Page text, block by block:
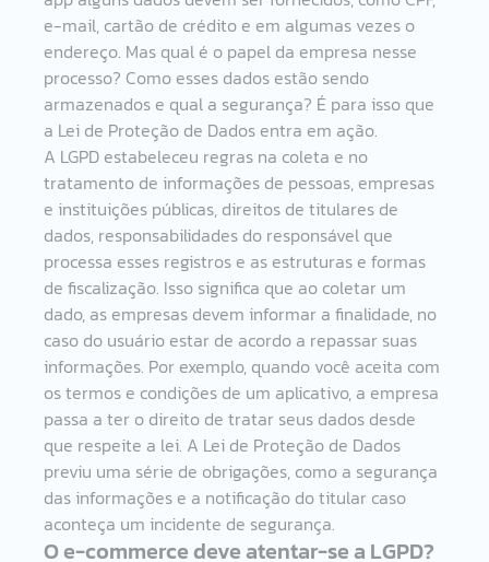
e-mail, cartão de crédito e em algumas vezes o
endereço. Mas qual é o papel da empresa nesse
processo? Como esses dados estão sendo
armazenados e qual a segurança? É para isso que
a Lei de Proteção de Dados entra em ação.
A LGPD estabeleceu regras na coleta e no
tratamento de informações de pessoas, empresas
e instituições públicas, direitos de titulares de
dados, responsabilidades do responsável que
processa esses registros e as estruturas e formas
de fiscalização. Isso significa que ao coletar um
dado, as empresas devem informar a finalidade, no
caso do usuário estar de acordo a repassar suas
informações. Por exemplo, quando você aceita com
os termos e condições de um aplicativo, a empresa
passa a ter o direito de tratar seus dados desde
que respeite a lei. A Lei de Proteção de Dados
previu uma série de obrigações, como a segurança
das informações e a notificação do titular caso
aconteça um incidente de segurança.
O e-commerce deve atentar-se a LGPD?